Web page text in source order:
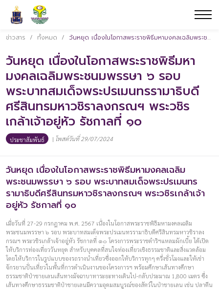
ข่าวสาร / ทั้งหมด / วันหยุด เนื่องในโอกาสพระราชพิธีมหามงคลเฉลิมพระชนมพรรษา ๖ รอบ พระบาทสมเด็จพระปรเมนทรรามาธิบดีศรีสินทรมหาวชิราลงกรณฯ พระวชิรเกล้าเจ้าอยู่หัว รัชกาลที่ ๑๐
วันหยุด เนื่องในโอกาสพระราชพิธีมหา
มงคลเฉลิมพระชนมพรรษา ๖ รอบ
พระบาทสมเด็จพระปรเมนทรรามาธิบดี
ศรีสินทรมหาวชิราลงกรณฯ พระวชิร
เกล้าเจ้าอยู่หัว รัชกาลที่ ๑๐
ประชาสัมพันธ์ | โพสต์วันที่ 29/07/2024
วันหยุด เนื่องในโอกาสพระราชพิธีมหามงคลเฉลิม
พระชนมพรรษา ๖ รอบ พระบาทสมเด็จพระปรเมนทร
รามาธิบดีศรีสินทรมหาวชิราลงกรณฯ พระวชิรเกล้าเจ้า
อยู่หัว รัชกาลที่ ๑๐
เมื่อวันที่ 27-29 กรกฎาคม พ.ศ. 2567 เนื่องในโอกาสพระราชพิธีมหามงคลเฉลิม
พระชนมพรรษา ๖ รอบ พระบาทสมเด็จพระปรเมนทรรามาธิบดีศรีสินทรมหาวชิราลง
กรณฯ พระวชิรเกล้าเจ้าอยู่หัว รัชกาลที่ ๑๐ โครงการพระราชดำริฯแหลมผักเบี้ย ได้เปิด
ให้บริการท่องเที่ยววันหยุด สำหรับบุคคลที่สนใจท่องเที่ยวเชิงธรรมชาติและสิ่งแวดล้อม
โดยให้บริการในรูปแบบของรถรางนำเที่ยวซึ่งออกให้บริการทุกๆ ครึ่งชั่วโมงและให้เช่า
จักรยานปั่นเที่ยวในพื้นที่การดำเนินงานของโครงการฯ พร้อมศึกษาเส้นทางศึกษา
ธรรมชาติป่าชายเลนเส้นทางมัจฉาบาทาระยะทางเดินไป-กลับประมาณ 1,800 เมตร ซึ่ง
เส้นทางศึกษาธรรมชาติป่าชายเลนมีความอุดมสมบูรณ์ของสัตว์ในป่าชายเลน เช่น ปลาตีน